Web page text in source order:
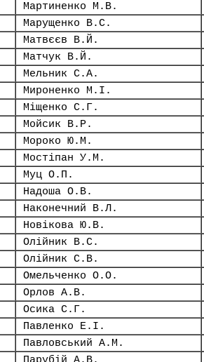
Мартиненко М.В.
Марущенко В.С.
Матвєєв В.Й.
Матчук В.Й.
Мельник С.А.
Мироненко М.І.
Міщенко С.Г.
Мойсик В.Р.
Мороко Ю.М.
Мостіпан У.М.
Муц О.П.
Надоша О.В.
Наконечний В.Л.
Новікова Ю.В.
Олійник В.С.
Олійник С.В.
Омельченко О.О.
Орлов А.В.
Осика С.Г.
Павленко Е.І.
Павловський А.М.